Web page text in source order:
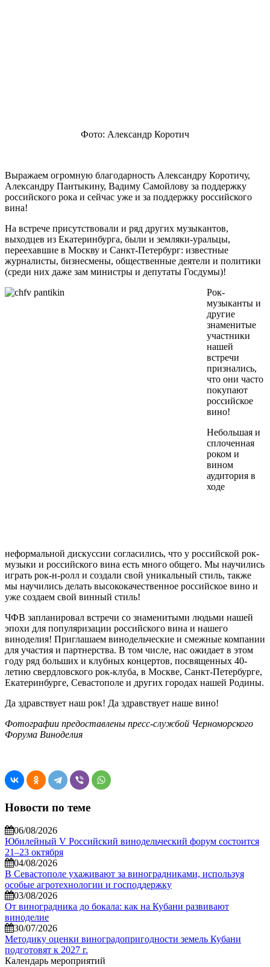
Фото: Александр Коротич
Выражаем огромную благодарность Александру Коротичу,
Александру Пантыкину, Вадиму Самойлову за поддержку
российского рока и сейчас уже и за поддержку российского
вина!
На встрече присутствовали и ряд других музыкантов,
выходцев из Екатеринбурга, были и земляки-уральцы,
переехавшие в Москву и Санкт-Петербург: известные
журналисты, бизнесмены, общественные деятели и политики
(среди них даже зам министры и депутаты Госдумы)!
Рок-
музыканты и
другие
знаменитые
участники
нашей
встречи
признались,
что они часто
покупают
российское
вино!
Небольшая и
сплоченная
роком и
вином
аудитория в
ходе
неформальной дискуссии согласились, что у российской рок-
музыки и российского вина есть много общего. Мы научились
играть рок-н-ролл и создали свой уникальный стиль, также
мы научились делать высококачественное российское вино и
уже создаем свой винный стиль!
ЧФВ запланировал встречи со знаменитыми людьми нашей
эпохи для популяризации российского вина и нашего
виноделия! Приглашаем винодельческие и смежные компании
для участия и партнерства. В том числе, нас ожидает в этом
году ряд больших и клубных концертов, посвященных 40-
летию свердловского рок-клуба, в Москве, Санкт-Петербурге,
Екатеринбурге, Севастополе и других городах нашей Родины.
Да здравствует наш рок! Да здравствует наше вино!
Фотографии предоставлены пресс-службой Черноморского
Форума Виноделия
Новости по теме
06/08/2026
Юбилейный V Российский винодельческий форум состоится
21–23 октября
04/08/2026
В Севастополе ухаживают за виноградниками, используя
особые агротехнологии и господдержку
03/08/2026
От виноградника до бокала: как на Кубани развивают
виноделие
30/07/2026
Методику оценки виноградопригодности земель Кубани
подготовят к 2027 г.
Календарь мероприятий